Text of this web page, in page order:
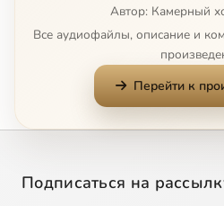
11 Svetisja
Bog Gospod
Blagoslovie Dushe Moya,
15 Cherubikon (Christov)
Автор: Камерный
Все аудиофайлы, описание и
Перейти к
Подписаться на